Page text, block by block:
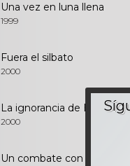
Una vez en luna llena
1999
Fuera el silbato
2000
La ignorancia de Blissey
2000
Un combate con Bellsprout